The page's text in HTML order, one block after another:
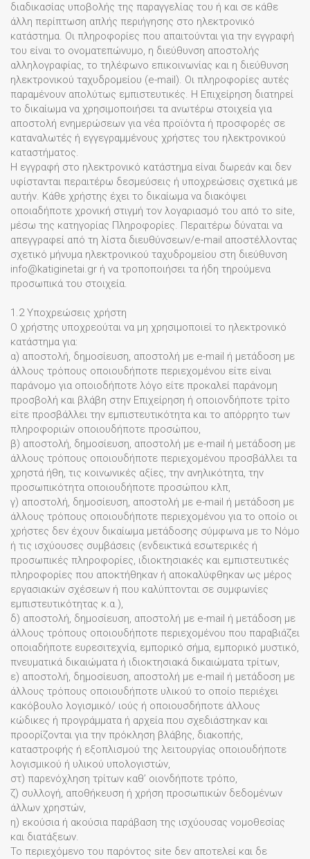
διαδικασίας υποβολής της παραγγελίας του ή και σε κάθε
άλλη περίπτωση απλής περιήγησης στο ηλεκτρονικό
κατάστημα. Οι πληροφορίες που απαιτούνται για την εγγραφή
του είναι το ονοματεπώνυμο, η διεύθυνση αποστολής
αλληλογραφίας, το τηλέφωνο επικοινωνίας και η διεύθυνση
ηλεκτρονικού ταχυδρομείου (e-mail). Οι πληροφορίες αυτές
παραμένουν απολύτως εμπιστευτικές. Η Επιχείρηση διατηρεί
το δικαίωμα να χρησιμοποιήσει τα ανωτέρω στοιχεία για
αποστολή ενημερώσεων για νέα προϊόντα ή προσφορές σε
καταναλωτές ή εγγεγραμμένους χρήστες του ηλεκτρονικού
καταστήματος.
Η εγγραφή στο ηλεκτρονικό κατάστημα είναι δωρεάν και δεν
υφίστανται περαιτέρω δεσμεύσεις ή υποχρεώσεις σχετικά με
αυτήν. Κάθε χρήστης έχει το δικαίωμα να διακόψει
οποιαδήποτε χρονική στιγμή τον λογαριασμό του από το site,
μέσω της κατηγορίας Πληροφορίες. Περαιτέρω δύναται να
απεγγραφεί από τη λίστα διευθύνσεων/e-mail αποστέλλοντας
σχετικό μήνυμα ηλεκτρονικού ταχυδρομείου στη διεύθυνση
info@katiginetai.gr ή να τροποποιήσει τα ήδη τηρούμενα
προσωπικά του στοιχεία.
1.2 Υποχρεώσεις χρήστη
Ο χρήστης υποχρεούται να μη χρησιμοποιεί το ηλεκτρονικό
κατάστημα για:
α) αποστολή, δημοσίευση, αποστολή με e-mail ή μετάδοση με
άλλους τρόπους οποιουδήποτε περιεχομένου είτε είναι
παράνομο για οποιοδήποτε λόγο είτε προκαλεί παράνομη
προσβολή και βλάβη στην Επιχείρηση ή οποιονδήποτε τρίτο
είτε προσβάλλει την εμπιστευτικότητα και το απόρρητο των
πληροφοριών οποιουδήποτε προσώπου,
β) αποστολή, δημοσίευση, αποστολή με e-mail ή μετάδοση με
άλλους τρόπους οποιουδήποτε περιεχομένου προσβάλλει τα
χρηστά ήθη, τις κοινωνικές αξίες, την ανηλικότητα, την
προσωπικότητα οποιουδήποτε προσώπου κλπ,
γ) αποστολή, δημοσίευση, αποστολή με e-mail ή μετάδοση με
άλλους τρόπους οποιουδήποτε περιεχομένου για το οποίο οι
χρήστες δεν έχουν δικαίωμα μετάδοσης σύμφωνα με το Νόμο
ή τις ισχύουσες συμβάσεις (ενδεικτικά εσωτερικές ή
προσωπικές πληροφορίες, ιδιοκτησιακές και εμπιστευτικές
πληροφορίες που αποκτήθηκαν ή αποκαλύφθηκαν ως μέρος
εργασιακών σχέσεων ή που καλύπτονται σε συμφωνίες
εμπιστευτικότητας κ.α.),
δ) αποστολή, δημοσίευση, αποστολή με e-mail ή μετάδοση με
άλλους τρόπους οποιουδήποτε περιεχομένου που παραβιάζει
οποιαδήποτε ευρεσιτεχνία, εμπορικό σήμα, εμπορικό μυστικό,
πνευματικά δικαιώματα ή ιδιοκτησιακά δικαιώματα τρίτων,
ε) αποστολή, δημοσίευση, αποστολή με e-mail ή μετάδοση με
άλλους τρόπους οποιουδήποτε υλικού το οποίο περιέχει
κακόβουλο λογισμικό/ ιούς ή οποιουσδήποτε άλλους
κώδικες ή προγράμματα ή αρχεία που σχεδιάστηκαν και
προορίζονται για την πρόκληση βλάβης, διακοπής,
καταστροφής ή εξοπλισμού της λειτουργίας οποιουδήποτε
λογισμικού ή υλικού υπολογιστών,
στ) παρενόχληση τρίτων καθ’ οιονδήποτε τρόπο,
ζ) συλλογή, αποθήκευση ή χρήση προσωπικών δεδομένων
άλλων χρηστών,
η) εκούσια ή ακούσια παράβαση της ισχύουσας νομοθεσίας
και διατάξεων.
Το περιεχόμενο του παρόντος site δεν αποτελεί και δε